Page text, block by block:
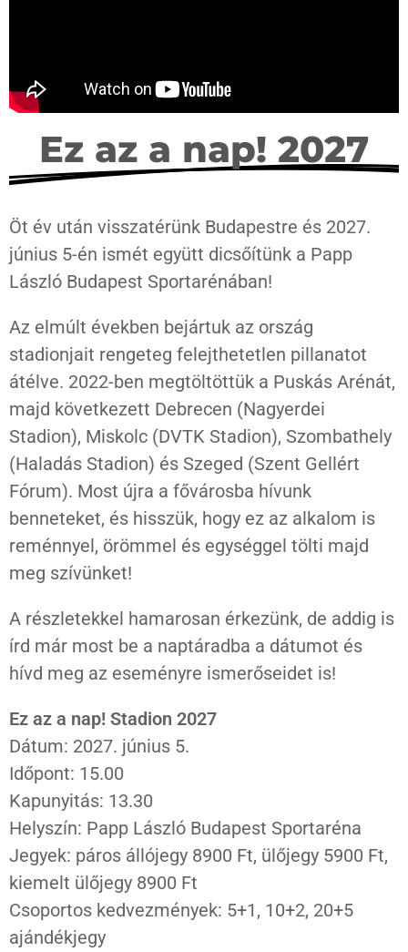
Ez az a nap! 2027
Öt év után visszatérünk Budapestre és 2027.
június 5-én ismét együtt dicsőítünk a Papp
László Budapest Sportarénában!
Az elmúlt években bejártuk az ország
stadionjait rengeteg felejthetetlen pillanatot
átélve. 2022-ben megtöltöttük a Puskás Arénát,
majd következett Debrecen (Nagyerdei
Stadion), Miskolc (DVTK Stadion), Szombathely
(Haladás Stadion) és Szeged (Szent Gellért
Fórum). Most újra a fővárosba hívunk
benneteket, és hisszük, hogy ez az alkalom is
reménnyel, örömmel és egységgel tölti majd
meg szívünket!
A részletekkel hamarosan érkezünk, de addig is
írd már most be a naptáradba a dátumot és
hívd meg az eseményre ismerőseidet is!
Ez az a nap! Stadion 2027
Dátum: 2027. június 5.
Időpont: 15.00
Kapunyitás: 13.30
Helyszín: Papp László Budapest Sportaréna
Jegyek: páros állójegy 8900 Ft, ülőjegy 5900 Ft,
kiemelt ülőjegy 8900 Ft
Csoportos kedvezmények: 5+1, 10+2, 20+5
ajándékjegy